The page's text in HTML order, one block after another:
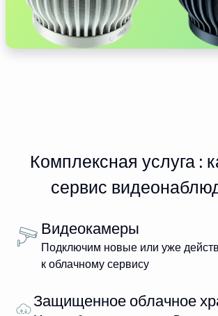
Комплексная услуга :
сервис
Видеокамеры
Подключим новые или уже
к облачному сервису
Защищенное облачное